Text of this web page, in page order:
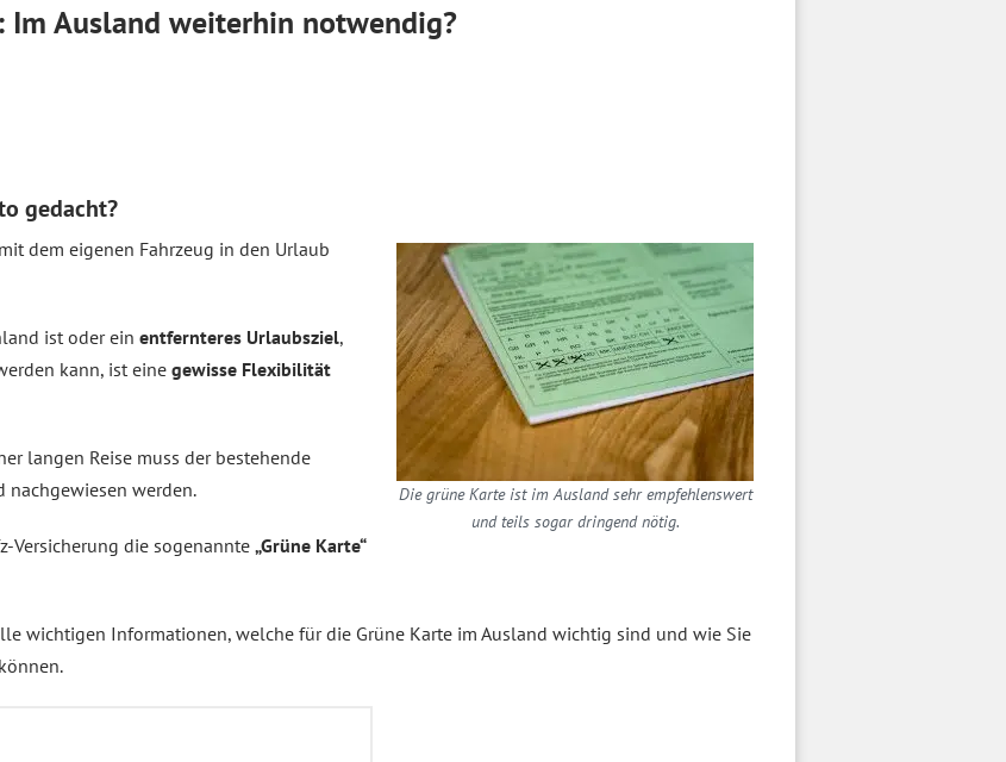
Im Ausland weiterhin notwendig?
gedacht?
Die grüne Karte ist im Ausland sehr empfehlenswert
und teils sogar dringend nötig.
dem eigenen Fahrzeug in den Urlaub
ist oder ein entfernteres Urlaubsziel,
kann, ist eine gewisse Flexibilität
langen Reise muss der bestehende
nachgewiesen werden.
Versicherung die sogenannte „Grüne Karte“
wichtigen Informationen, welche für die Grüne Karte im Ausland wichtig sind und wie Sie